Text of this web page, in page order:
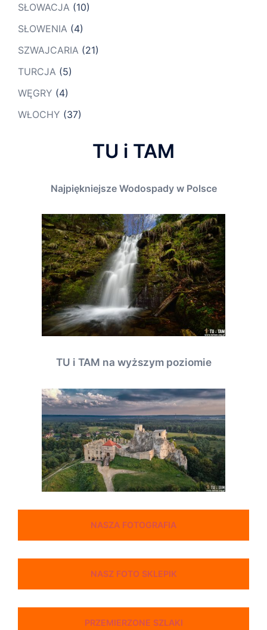
SŁOWACJA (10)
SŁOWENIA (4)
SZWAJCARIA (21)
TURCJA (5)
WĘGRY (4)
WŁOCHY (37)
TU i TAM
Najpiękniejsze Wodospady w Polsce
TU i TAM na wyższym poziomie
NASZA FOTOGRAFIA
NASZ FOTO SKLEPIK
PRZEMIERZONE SZLAKI